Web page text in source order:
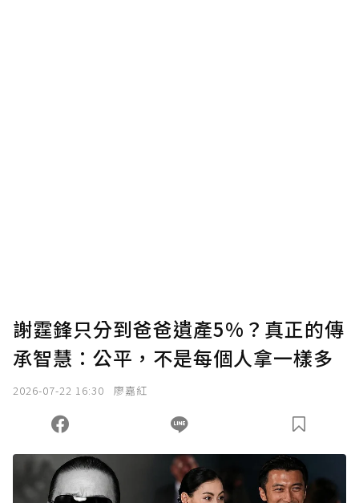
謝霆鋒只分到爸爸遺產5%？真正的傳
承智慧：公平，不是每個人拿一樣多
2026-07-22 16:30 廖嘉紅